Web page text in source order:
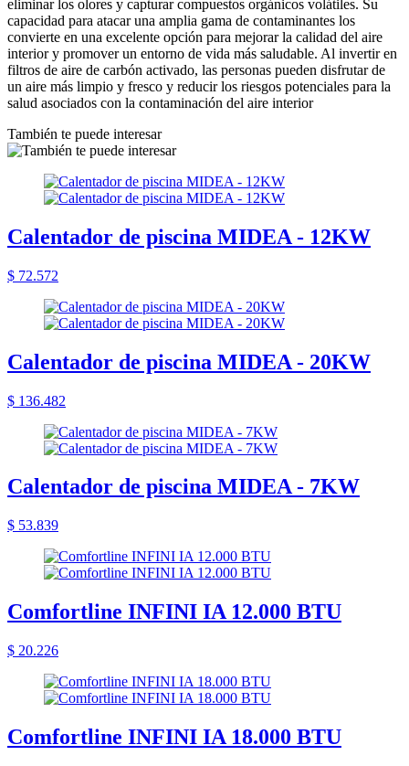
eliminar los olores y capturar compuestos orgánicos volátiles. Su
capacidad para atacar una amplia gama de contaminantes los
convierte en una excelente opción para mejorar la calidad del aire
interior y promover un entorno de vida más saludable. Al invertir en
filtros de aire de carbón activado, las personas pueden disfrutar de
un aire más limpio y fresco y reducir los riesgos potenciales para la
salud asociados con la contaminación del aire interior
También te puede interesar
Calentador de piscina MIDEA - 12KW
$ 72.572
Calentador de piscina MIDEA - 20KW
$ 136.482
Calentador de piscina MIDEA - 7KW
$ 53.839
Comfortline INFINI IA 12.000 BTU
$ 20.226
Comfortline INFINI IA 18.000 BTU